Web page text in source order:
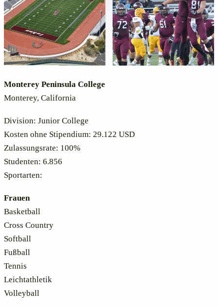
Monterey Peninsula College
Monterey, California
Division: Junior College
Kosten ohne Stipendium: 29.122 USD
Zulassungsrate: 100%
Studenten: 6.856
Sportarten:
Frauen
Basketball
Cross Country
Softball
Fußball
Tennis
Leichtathletik
Volleyball